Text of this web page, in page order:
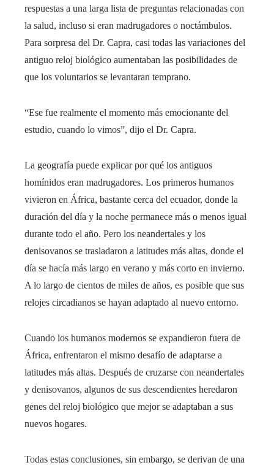
respuestas a una larga lista de preguntas relacionadas con
la salud, incluso si eran madrugadores o noctámbulos.
Para sorpresa del Dr. Capra, casi todas las variaciones del
antiguo reloj biológico aumentaban las posibilidades de
que los voluntarios se levantaran temprano.
“Ese fue realmente el momento más emocionante del
estudio, cuando lo vimos”, dijo el Dr. Capra.
La geografía puede explicar por qué los antiguos
homínidos eran madrugadores. Los primeros humanos
vivieron en África, bastante cerca del ecuador, donde la
duración del día y la noche permanece más o menos igual
durante todo el año. Pero los neandertales y los
denisovanos se trasladaron a latitudes más altas, donde el
día se hacía más largo en verano y más corto en invierno.
A lo largo de cientos de miles de años, es posible que sus
relojes circadianos se hayan adaptado al nuevo entorno.
Cuando los humanos modernos se expandieron fuera de
África, enfrentaron el mismo desafío de adaptarse a
latitudes más altas. Después de cruzarse con neandertales
y denisovanos, algunos de sus descendientes heredaron
genes del reloj biológico que mejor se adaptaban a sus
nuevos hogares.
Todas estas conclusiones, sin embargo, se derivan de una